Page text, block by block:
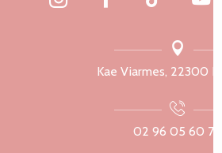
Kae Viarmes, 22300
02 96 05 60 70